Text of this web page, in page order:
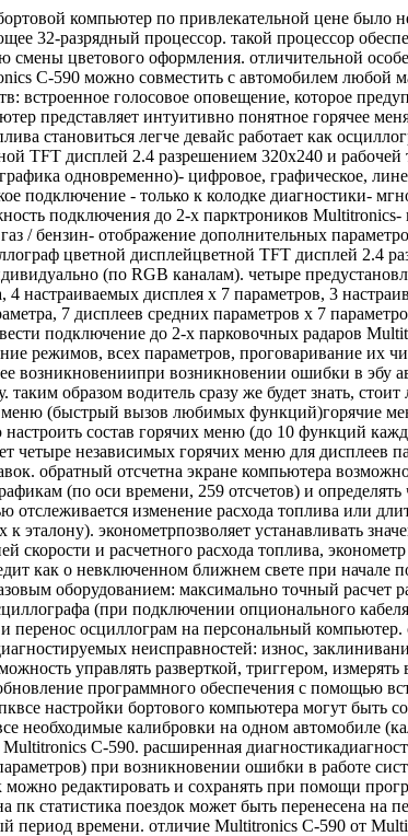
компьютер по привлекательной цене было
32-разрядный процессор. такой процессор
цветового оформления. отличительной
C-590 можно совместить с автомобилем
встроенное голосовое оповещение, которое
представляет интуитивно понятное горячее
становиться легче девайс работает как
TFT дисплей 2.4 разрешением 320х240 и
одновременно)- цифровое, графическое,
подключение - только к колодке диагностики-
подключения до 2-х парктроников
/ бензин- отображение дополнительных
цветной дисплейцветной TFT дисплей 2.4
(по RGB каналам). четыре
настраиваемых дисплея х 7 параметров, 3
7 дисплеев средних параметров х 7
подключение до 2-х парковочных радаров
режимов, всех параметров, проговаривание их
возникновениипри возникновении ошибки в эбу
образом водитель сразу же будет знать,
(быстрый вызов любимых функций)горячие
состав горячих меню (до 10 функций
четыре независимых горячих меню для дисплеев
обратный отсчетна экране компьютера
(по оси времени, 259 отсчетов) и
отслеживается изменение расхода топлива или
эталону). эконометрпозволяет устанавливать
скорости и расчетного расхода топлива,
как о невключенном ближнем свете при начале
оборудованием: максимально точный расчет
(при подключении опционального
перенос осциллограм на персональный
неисправностей: износ,
управлять разверткой, триггером,
программного обеспечения с помощью
настройки бортового компьютера могут быть
необходимые калибровки на одном автомобиле
C-590. расширенная
при возникновении ошибки в работе
можно редактировать и сохранять при помощи
пк статистика поездок может быть перенесена
период времени. отличие Multitronics C-590 от